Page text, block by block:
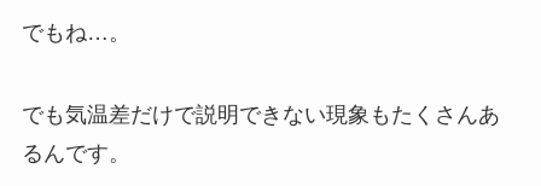
でもね…。
でも気温差だけで説明できない現象もたくさんあ
るんです。